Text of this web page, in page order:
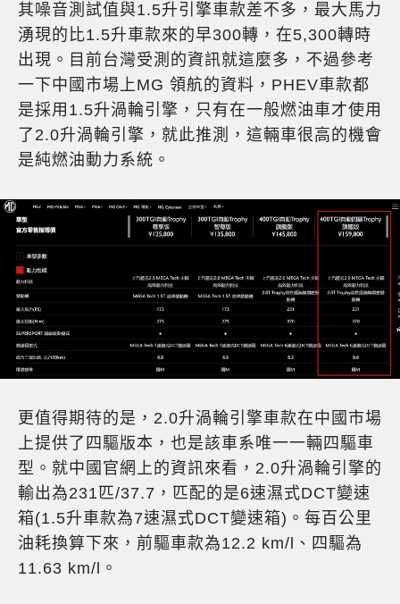
其噪音測試值與1.5升引擎車款差不多，最大馬力
湧現的比1.5升車款來的早300轉，在5,300轉時
出現。目前台灣受測的資訊就這麼多，不過參考
一下中國市場上MG 領航的資料，PHEV車款都
是採用1.5升渦輪引擎，只有在一般燃油車才使用
了2.0升渦輪引擎，就此推測，這輛車很高的機會
是純燃油動力系統。
更值得期待的是，2.0升渦輪引擎車款在中國市場
上提供了四驅版本，也是該車系唯一一輛四驅車
型。就中國官網上的資訊來看，2.0升渦輪引擎的
輸出為231匹/37.7，匹配的是6速濕式DCT變速
箱(1.5升車款為7速濕式DCT變速箱)。每百公里
油耗換算下來，前驅車款為12.2 km/l、四驅為
11.63 km/l。